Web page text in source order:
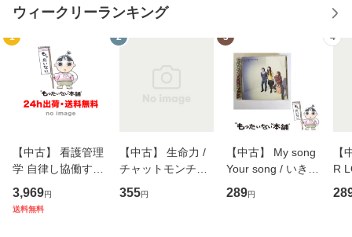
ウィークリーランキング
1
【中古】 看護管理
学 自律し協働する
専門職の看護マネ
ジメントスキル 改
3,969円
送料無料
2
【中古】 生命力 /
チャットモンチー /
キューンレコード
[CD]【メール便送
355円
3
【中古】 My song
Your song / いきも
のがかり / [CD]
【メール便送料無
289円
4
【
R
産